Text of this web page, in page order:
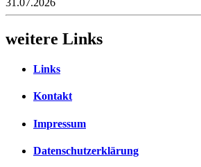
31.07.2026
weitere Links
Links
Kontakt
Impressum
Datenschutzerklärung